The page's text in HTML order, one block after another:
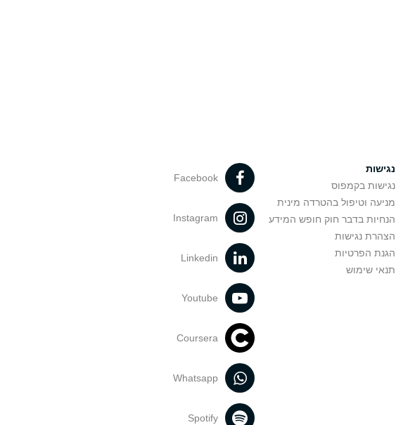
נגישות
נגישות בקמפוס
מניעה וטיפול בהטרדה מינית
הנחיות בדבר חוק חופש המידע
הצהרת נגישות
הגנת הפרטיות
תנאי שימוש
Facebook
Instagram
Linkedin
Youtube
Coursera
Whatsapp
Spotify